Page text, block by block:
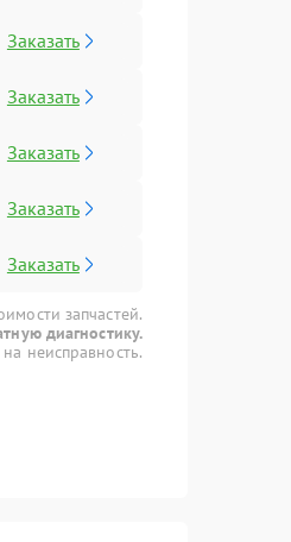
Заказать
Заказать
Заказать
Заказать
Заказать
запчастей.
диагностику.
неисправность.